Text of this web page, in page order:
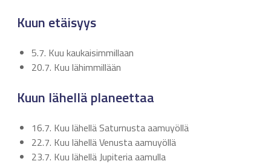
Kuun etäisyys
5.7. Kuu kaukaisimmillaan
20.7. Kuu lähimmillään
Kuun lähellä planeettaa
16.7. Kuu lähellä Saturnusta aamuyöllä
22.7. Kuu lähellä Venusta aamuyöllä
23.7. Kuu lähellä Jupiteria aamulla